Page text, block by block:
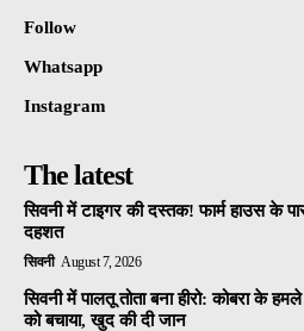
Follow
Whatsapp
Instagram
The latest
सिवनी में टाइगर की दस्तक! फार्म हाउस के
दहशत
सिवनी August 7, 2026
सिवनी में पालतू तोता बना हीरो: कोबरा के
को बचाया, खुद की दी जान